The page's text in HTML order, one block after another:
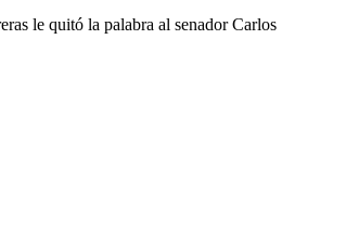
le quitó la palabra al senador Carlos